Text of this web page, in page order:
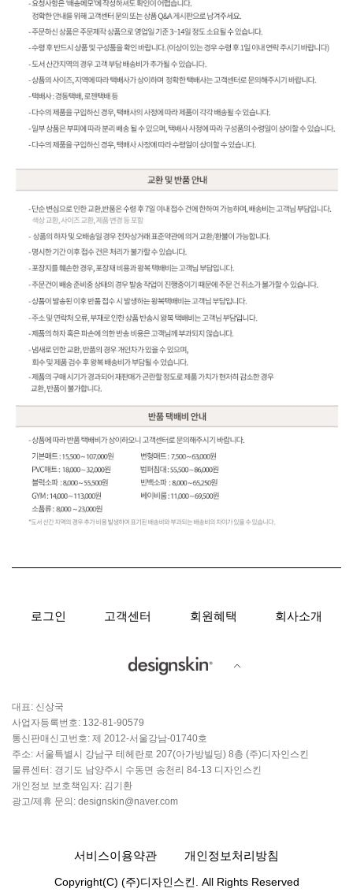
로그인 고객센터 회원혜택 회사소개
대표: 신상국
사업자등록번호: 132-81-90579
통신판매신고번호: 제 2012-서울강남-01740호
주소: 서울특별시 강남구 테헤란로 207(아가방빌딩) 8층 (주)디자인스킨
물류센터: 경기도 남양주시 수동면 송천리 84-13 디자인스킨
개인정보 보호책임자: 김기환
광고/제휴 문의: designskin@naver.com
서비스이용약관 개인정보처리방침
Copyright(C) (주)디자인스킨. All Rights Reserved